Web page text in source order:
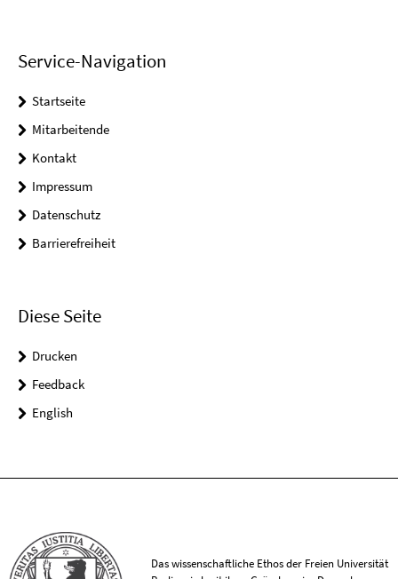
Service-Navigation
Startseite
Mitarbeitende
Kontakt
Impressum
Datenschutz
Barrierefreiheit
Diese Seite
Drucken
Feedback
English
Das wissenschaftliche Ethos der Freien Universität